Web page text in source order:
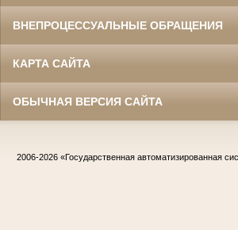
ВНЕПРОЦЕССУАЛЬНЫЕ ОБРАЩЕНИЯ
КАРТА САЙТА
ОБЫЧНАЯ ВЕРСИЯ САЙТА
2006-2026 «Государственная автоматизированная